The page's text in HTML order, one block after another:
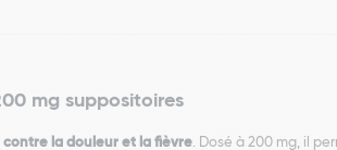
mg suppositoires
contre la douleur et la fièvre. Dosé à 200 mg, il